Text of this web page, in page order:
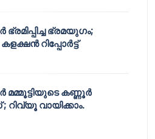
ഭ്രമിപ്പിച്ച ഭ്രമയുഗം;
റിപ്പോർട്ട്
മമ്മൂട്ടിയുടെ കണ്ണൂർ
വായിക്കാം.